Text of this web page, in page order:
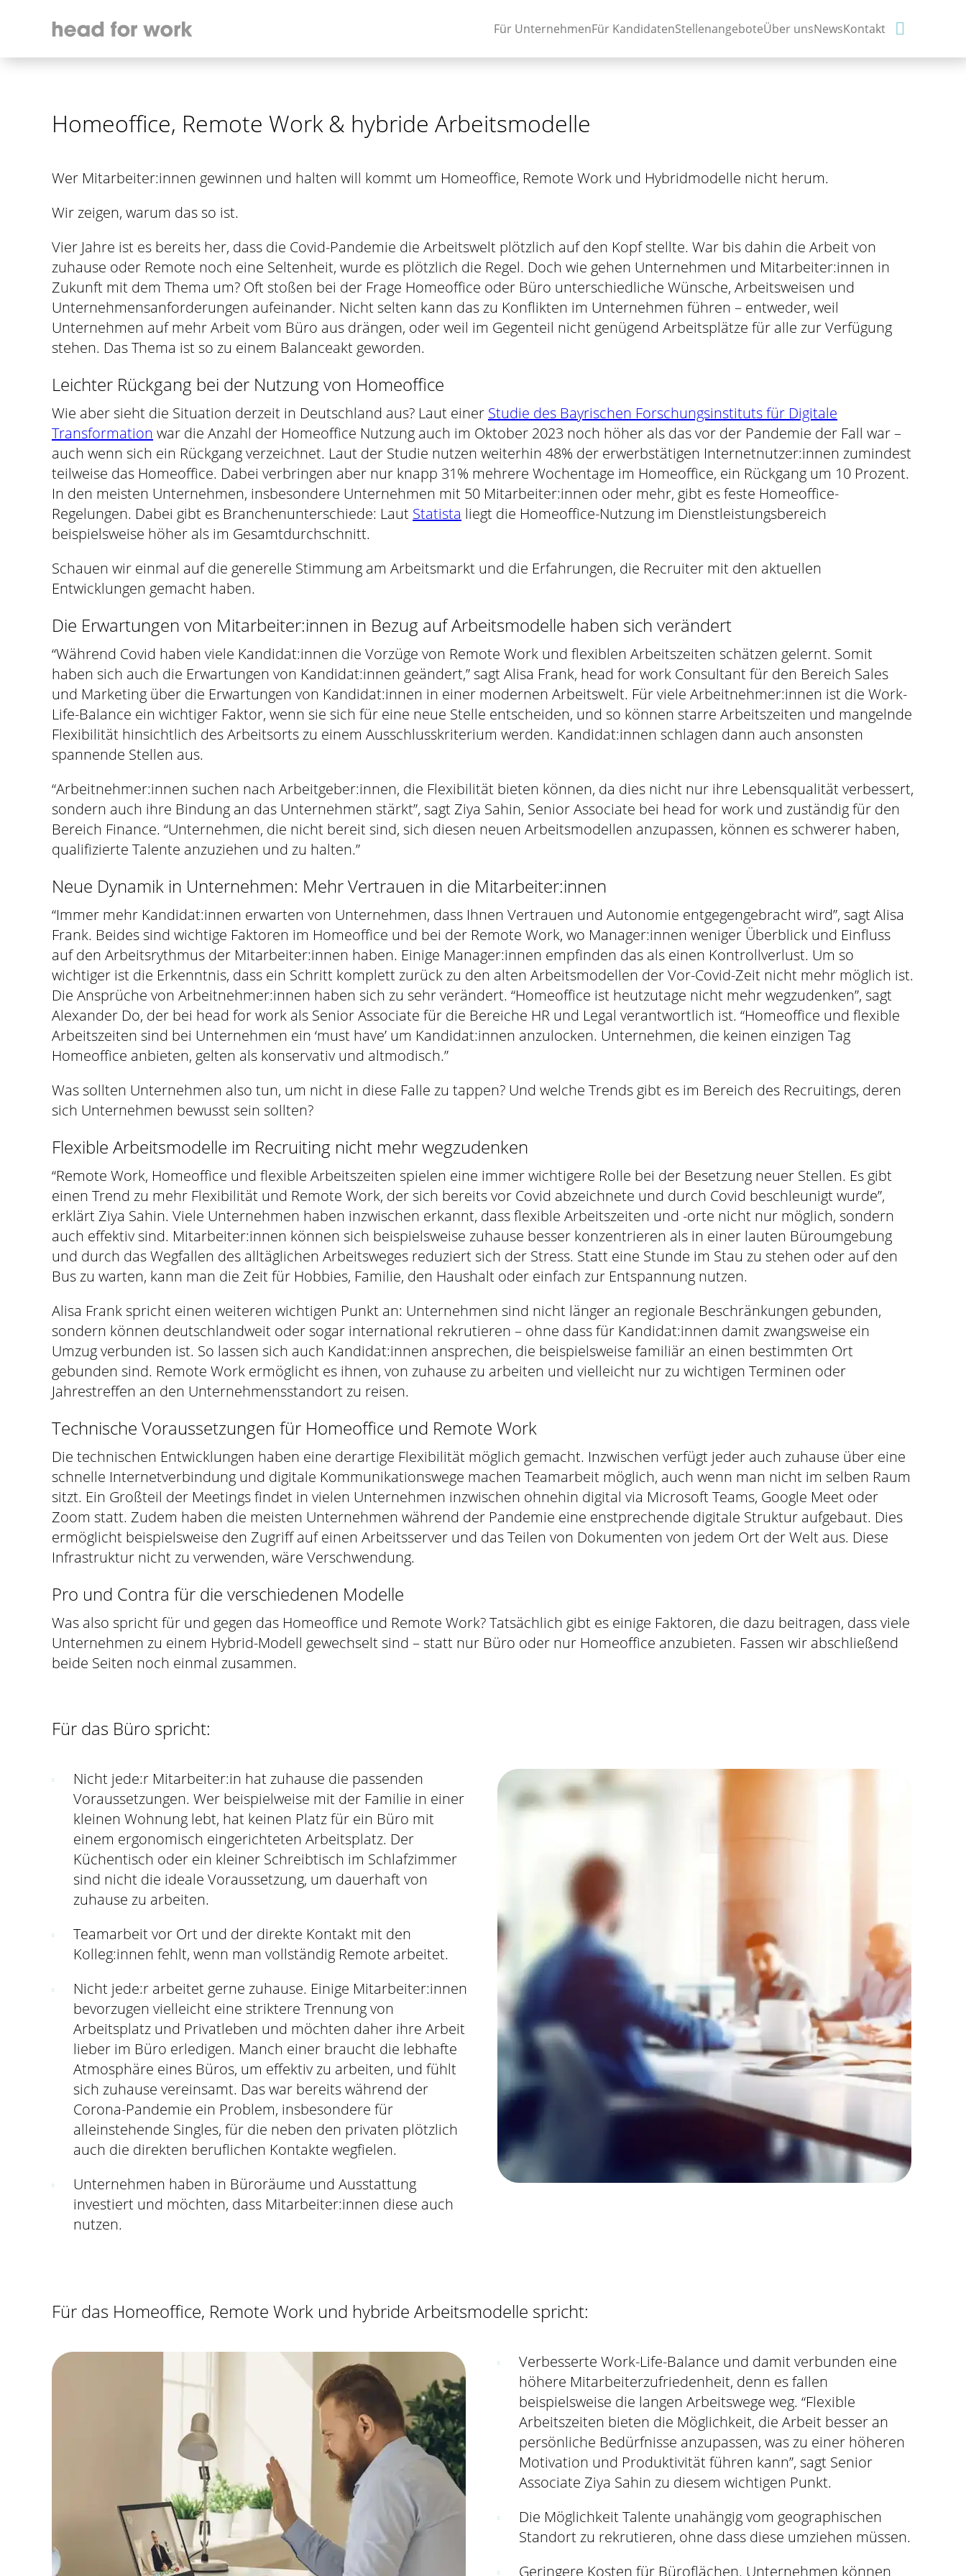
Für UnternehmenFür KandidatenStellenangeboteÜber unsNewsKontakt 
Homeoffice, Remote Work & hybride Arbeitsmodelle
Wer Mitarbeiter:innen gewinnen und halten will kommt um Homeoffice, Remote Work und Hybridmodelle nicht herum.
Wir zeigen, warum das so ist.
Vier Jahre ist es bereits her, dass die Covid-Pandemie die Arbeitswelt plötzlich auf den Kopf stellte. War bis dahin die Arbeit von
zuhause oder Remote noch eine Seltenheit, wurde es plötzlich die Regel. Doch wie gehen Unternehmen und Mitarbeiter:innen in
Zukunft mit dem Thema um? Oft stoßen bei der Frage Homeoffice oder Büro unterschiedliche Wünsche, Arbeitsweisen und
Unternehmensanforderungen aufeinander. Nicht selten kann das zu Konflikten im Unternehmen führen – entweder, weil
Unternehmen auf mehr Arbeit vom Büro aus drängen, oder weil im Gegenteil nicht genügend Arbeitsplätze für alle zur Verfügung
stehen. Das Thema ist so zu einem Balanceakt geworden.
Leichter Rückgang bei der Nutzung von Homeoffice
Wie aber sieht die Situation derzeit in Deutschland aus? Laut einer Studie des Bayrischen Forschungsinstituts für Digitale
Transformation war die Anzahl der Homeoffice Nutzung auch im Oktober 2023 noch höher als das vor der Pandemie der Fall war –
auch wenn sich ein Rückgang verzeichnet. Laut der Studie nutzen weiterhin 48% der erwerbstätigen Internetnutzer:innen zumindest
teilweise das Homeoffice. Dabei verbringen aber nur knapp 31% mehrere Wochentage im Homeoffice, ein Rückgang um 10 Prozent.
In den meisten Unternehmen, insbesondere Unternehmen mit 50 Mitarbeiter:innen oder mehr, gibt es feste Homeoffice-
Regelungen. Dabei gibt es Branchenunterschiede: Laut Statista liegt die Homeoffice-Nutzung im Dienstleistungsbereich
beispielsweise höher als im Gesamtdurchschnitt.
Schauen wir einmal auf die generelle Stimmung am Arbeitsmarkt und die Erfahrungen, die Recruiter mit den aktuellen
Entwicklungen gemacht haben.
Die Erwartungen von Mitarbeiter:innen in Bezug auf Arbeitsmodelle haben sich verändert
“Während Covid haben viele Kandidat:innen die Vorzüge von Remote Work und flexiblen Arbeitszeiten schätzen gelernt. Somit
haben sich auch die Erwartungen von Kandidat:innen geändert,” sagt Alisa Frank, head for work Consultant für den Bereich Sales
und Marketing über die Erwartungen von Kandidat:innen in einer modernen Arbeitswelt. Für viele Arbeitnehmer:innen ist die Work-
Life-Balance ein wichtiger Faktor, wenn sie sich für eine neue Stelle entscheiden, und so können starre Arbeitszeiten und mangelnde
Flexibilität hinsichtlich des Arbeitsorts zu einem Ausschlusskriterium werden. Kandidat:innen schlagen dann auch ansonsten
spannende Stellen aus.
“Arbeitnehmer:innen suchen nach Arbeitgeber:innen, die Flexibilität bieten können, da dies nicht nur ihre Lebensqualität verbessert,
sondern auch ihre Bindung an das Unternehmen stärkt”, sagt Ziya Sahin, Senior Associate bei head for work und zuständig für den
Bereich Finance. “Unternehmen, die nicht bereit sind, sich diesen neuen Arbeitsmodellen anzupassen, können es schwerer haben,
qualifizierte Talente anzuziehen und zu halten.”
Neue Dynamik in Unternehmen: Mehr Vertrauen in die Mitarbeiter:innen
“Immer mehr Kandidat:innen erwarten von Unternehmen, dass Ihnen Vertrauen und Autonomie entgegengebracht wird”, sagt Alisa
Frank. Beides sind wichtige Faktoren im Homeoffice und bei der Remote Work, wo Manager:innen weniger Überblick und Einfluss
auf den Arbeitsrythmus der Mitarbeiter:innen haben. Einige Manager:innen empfinden das als einen Kontrollverlust. Um so
wichtiger ist die Erkenntnis, dass ein Schritt komplett zurück zu den alten Arbeitsmodellen der Vor-Covid-Zeit nicht mehr möglich ist.
Die Ansprüche von Arbeitnehmer:innen haben sich zu sehr verändert. “Homeoffice ist heutzutage nicht mehr wegzudenken”, sagt
Alexander Do, der bei head for work als Senior Associate für die Bereiche HR und Legal verantwortlich ist. “Homeoffice und flexible
Arbeitszeiten sind bei Unternehmen ein ‘must have’ um Kandidat:innen anzulocken. Unternehmen, die keinen einzigen Tag
Homeoffice anbieten, gelten als konservativ und altmodisch.”
Was sollten Unternehmen also tun, um nicht in diese Falle zu tappen? Und welche Trends gibt es im Bereich des Recruitings, deren
sich Unternehmen bewusst sein sollten?
Flexible Arbeitsmodelle im Recruiting nicht mehr wegzudenken
“Remote Work, Homeoffice und flexible Arbeitszeiten spielen eine immer wichtigere Rolle bei der Besetzung neuer Stellen. Es gibt
einen Trend zu mehr Flexibilität und Remote Work, der sich bereits vor Covid abzeichnete und durch Covid beschleunigt wurde”,
erklärt Ziya Sahin. Viele Unternehmen haben inzwischen erkannt, dass flexible Arbeitszeiten und -orte nicht nur möglich, sondern
auch effektiv sind. Mitarbeiter:innen können sich beispielsweise zuhause besser konzentrieren als in einer lauten Büroumgebung
und durch das Wegfallen des alltäglichen Arbeitsweges reduziert sich der Stress. Statt eine Stunde im Stau zu stehen oder auf den
Bus zu warten, kann man die Zeit für Hobbies, Familie, den Haushalt oder einfach zur Entspannung nutzen.
Alisa Frank spricht einen weiteren wichtigen Punkt an: Unternehmen sind nicht länger an regionale Beschränkungen gebunden,
sondern können deutschlandweit oder sogar international rekrutieren – ohne dass für Kandidat:innen damit zwangsweise ein
Umzug verbunden ist. So lassen sich auch Kandidat:innen ansprechen, die beispielsweise familiär an einen bestimmten Ort
gebunden sind. Remote Work ermöglicht es ihnen, von zuhause zu arbeiten und vielleicht nur zu wichtigen Terminen oder
Jahrestreffen an den Unternehmensstandort zu reisen.
Technische Voraussetzungen für Homeoffice und Remote Work
Die technischen Entwicklungen haben eine derartige Flexibilität möglich gemacht. Inzwischen verfügt jeder auch zuhause über eine
schnelle Internetverbindung und digitale Kommunikationswege machen Teamarbeit möglich, auch wenn man nicht im selben Raum
sitzt. Ein Großteil der Meetings findet in vielen Unternehmen inzwischen ohnehin digital via Microsoft Teams, Google Meet oder
Zoom statt. Zudem haben die meisten Unternehmen während der Pandemie eine enstprechende digitale Struktur aufgebaut. Dies
ermöglicht beispielsweise den Zugriff auf einen Arbeitsserver und das Teilen von Dokumenten von jedem Ort der Welt aus. Diese
Infrastruktur nicht zu verwenden, wäre Verschwendung.
Pro und Contra für die verschiedenen Modelle
Was also spricht für und gegen das Homeoffice und Remote Work? Tatsächlich gibt es einige Faktoren, die dazu beitragen, dass viele
Unternehmen zu einem Hybrid-Modell gewechselt sind – statt nur Büro oder nur Homeoffice anzubieten. Fassen wir abschließend
beide Seiten noch einmal zusammen.
Für das Büro spricht:
Nicht jede:r Mitarbeiter:in hat zuhause die passenden
Voraussetzungen. Wer beispielweise mit der Familie in einer
kleinen Wohnung lebt, hat keinen Platz für ein Büro mit
einem ergonomisch eingerichteten Arbeitsplatz. Der
Küchentisch oder ein kleiner Schreibtisch im Schlafzimmer
sind nicht die ideale Voraussetzung, um dauerhaft von
zuhause zu arbeiten.
Teamarbeit vor Ort und der direkte Kontakt mit den
Kolleg:innen fehlt, wenn man vollständig Remote arbeitet.
Nicht jede:r arbeitet gerne zuhause. Einige Mitarbeiter:innen
bevorzugen vielleicht eine striktere Trennung von
Arbeitsplatz und Privatleben und möchten daher ihre Arbeit
lieber im Büro erledigen. Manch einer braucht die lebhafte
Atmosphäre eines Büros, um effektiv zu arbeiten, und fühlt
sich zuhause vereinsamt. Das war bereits während der
Corona-Pandemie ein Problem, insbesondere für
alleinstehende Singles, für die neben den privaten plötzlich
auch die direkten beruflichen Kontakte wegfielen.
Unternehmen haben in Büroräume und Ausstattung
investiert und möchten, dass Mitarbeiter:innen diese auch
nutzen.
Für das Homeoffice, Remote Work und hybride Arbeitsmodelle spricht:
Verbesserte Work-Life-Balance und damit verbunden eine
höhere Mitarbeiterzufriedenheit, denn es fallen
beispielsweise die langen Arbeitswege weg. “Flexible
Arbeitszeiten bieten die Möglichkeit, die Arbeit besser an
persönliche Bedürfnisse anzupassen, was zu einer höheren
Motivation und Produktivität führen kann”, sagt Senior
Associate Ziya Sahin zu diesem wichtigen Punkt.
Die Möglichkeit Talente unahängig vom geographischen
Standort zu rekrutieren, ohne dass diese umziehen müssen.
Geringere Kosten für Büroflächen. Unternehmen können